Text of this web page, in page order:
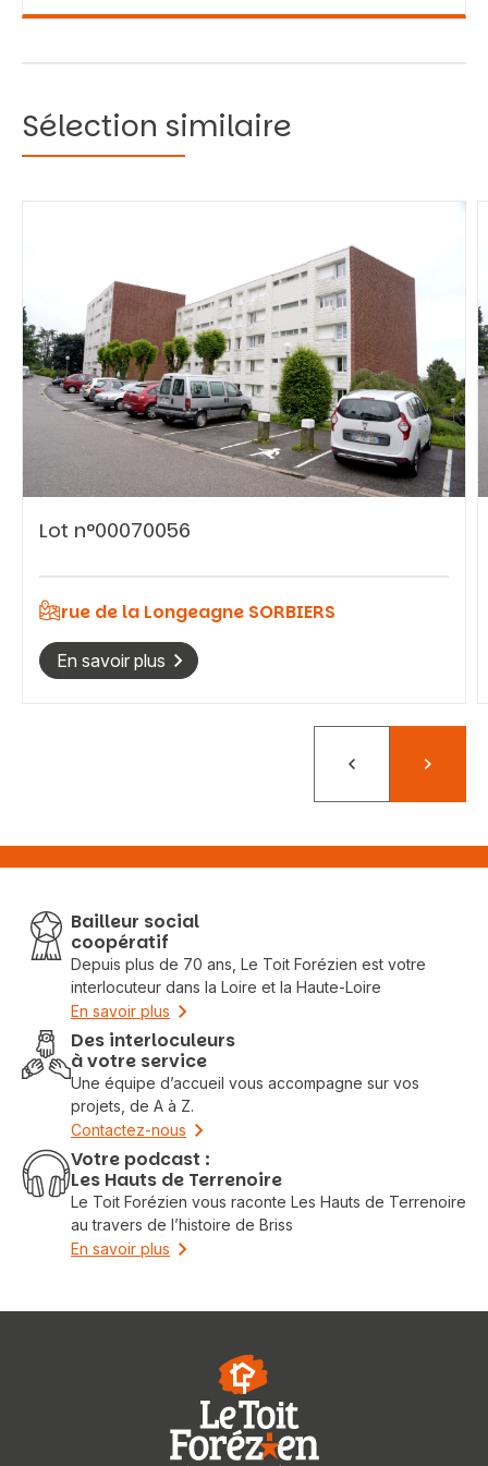
Vous recherchez&nbsp;:
Sélection similaire
Lot n°00070056
rue de la Longeagne SORBIERS
En savoir plus
PrécédentSuivant
Bailleur social
coopératif
Depuis plus de 70 ans, Le Toit Forézien est votre
interlocuteur dans la Loire et la Haute-Loire
En savoir plus
Des interloculeurs
à votre service
Une équipe d’accueil vous accompagne sur vos
projets, de A à Z.
Contactez-nous
Votre podcast :
Les Hauts de Terrenoire
Le Toit Forézien vous raconte Les Hauts de Terrenoire
au travers de l’histoire de Briss
En savoir plus